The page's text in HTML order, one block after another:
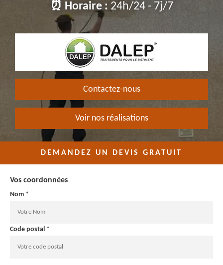
⏰ Horaire : 24h/24 - 7j/7
Contactez-nous
Voir nos réalisations
DEMANDEZ UN DEVIS GRATUIT
Vos coordonnées
Nom *
Code postal *